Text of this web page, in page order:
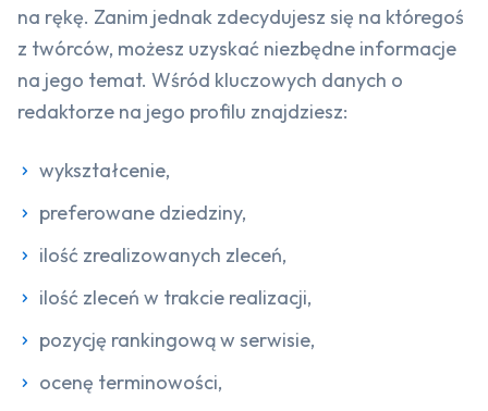
na rękę. Zanim jednak zdecydujesz się na któregoś
z twórców, możesz uzyskać niezbędne informacje
na jego temat. Wśród kluczowych danych o
redaktorze na jego profilu znajdziesz:
wykształcenie,
preferowane dziedziny,
ilość zrealizowanych zleceń,
ilość zleceń w trakcie realizacji,
pozycję rankingową w serwisie,
ocenę terminowości,